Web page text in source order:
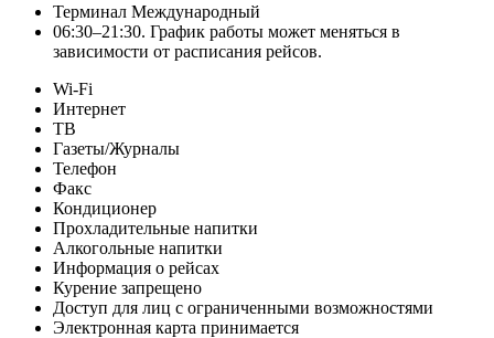
Терминал Международный
06:30–21:30. График работы может меняться в
зависимости от расписания рейсов.
Wi-Fi
Интернет
ТВ
Газеты/Журналы
Телефон
Факс
Кондиционер
Прохладительные напитки
Алкогольные напитки
Информация о рейсах
Курение запрещено
Доступ для лиц с ограниченными возможностями
Электронная карта принимается